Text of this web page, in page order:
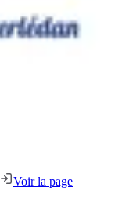
Voir la page